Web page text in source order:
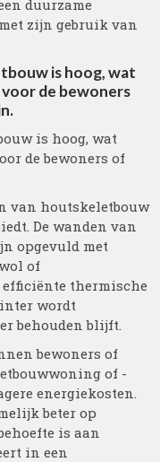
duurzame
zijn gebruik van
is hoog, wat
de bewoners
is hoog, wat
de bewoners of
van houtskeletbouw
De wanden van
opgevuld met
of
thermische
wordt
behouden blijft.
bewoners of
of -
energiekosten.
beter op
is aan
in een